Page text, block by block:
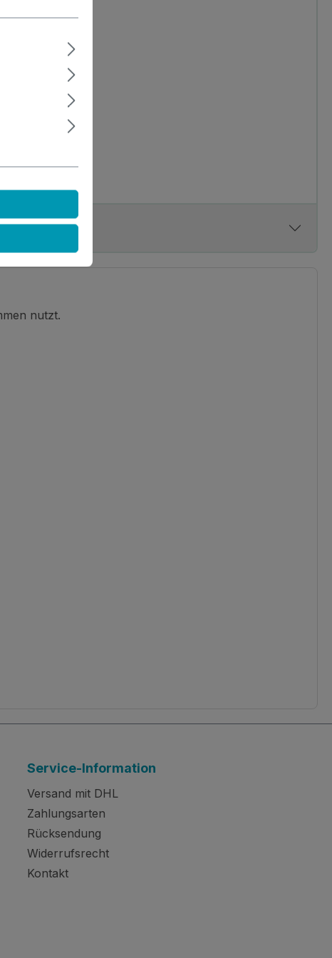
nutzt.
Service-Information
Versand mit DHL
Zahlungsarten
Rücksendung
Widerrufsrecht
Kontakt